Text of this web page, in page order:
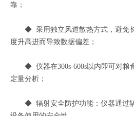
靠；
◆ 采用独立风道散热方式，避免长
度升高进而导致数据偏差；
◆ 仪器在300s-600s以内即可对粮
定量分析；
◆ 辐射安全防护功能：仪器通过辐